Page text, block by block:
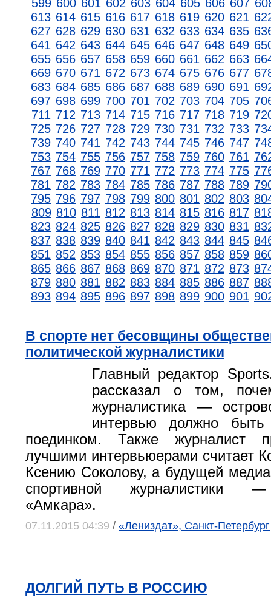
599 600 601 602 603 604 605 606 607
613 614 615 616 617 618 619 620 621
627 628 629 630 631 632 633 634 635
641 642 643 644 645 646 647 648 649
655 656 657 658 659 660 661 662 663
669 670 671 672 673 674 675 676 677
683 684 685 686 687 688 689 690 691
697 698 699 700 701 702 703 704 705
711 712 713 714 715 716 717 718 719
725 726 727 728 729 730 731 732 733
739 740 741 742 743 744 745 746 747
753 754 755 756 757 758 759 760 761
767 768 769 770 771 772 773 774 775
781 782 783 784 785 786 787 788 789
795 796 797 798 799 800 801 802 803
809 810 811 812 813 814 815 816 817
823 824 825 826 827 828 829 830 831
837 838 839 840 841 842 843 844 845
851 852 853 854 855 856 857 858 859
865 866 867 868 869 870 871 872 873
879 880 881 882 883 884 885 886 887
893 894 895 896 897 898 899 900 901
В спорте нет бесовщины
политической журналистики
Главный редактор
рассказал о том,
журналистика —
интервью должно быть
поединком. Также журналист
лучшими интервьюерами считает
Ксению Соколову, а будущей
спортивной журналистики
«Амкара».
07.11.2015 04:39 / «Лениздат», Санкт-Петербург
ДОЛГИЙ ПУТЬ В РОССИЮ